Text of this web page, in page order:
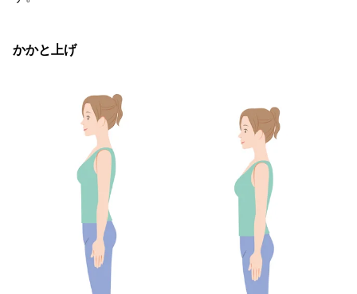
かかと上げ